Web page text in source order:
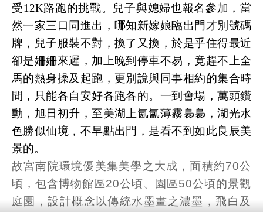
受12K路跑的挑戰。兒子與媳婦也報名參加，當
然一家三口同進出，哪知新嫁娘臨出門才別號碼
牌，兒子服裝不對，換了又換，於是乎住得最近
卻是姍姍來遲，加上晚到停車不易，竟趕不上全
馬的熱身操及起跑，更別說與同事相約的集合時
間，只能各自安好各跑各的。一到會場，萬頭鑽
動，旭日初升，至美湖上氤氳薄霧裊裊，湖光水
色勝似仙境，不早點出門，是看不到如此良辰美
景的。
故宮南院環境優美集美學之大成，面積約70公
頃，包含博物館區20公頃、園區50公頃的景觀
庭園，設計概念以傳統水墨畫之濃墨，飛白及